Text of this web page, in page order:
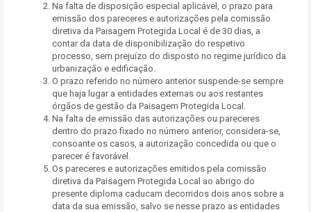
Na falta de disposição especial aplicável, o prazo para
emissão dos pareceres e autorizações pela comissão
diretiva da Paisagem Protegida Local é de 30 dias, a
contar da data de disponibilização do respetivo
processo, sem prejuízo do disposto no regime jurídico da
urbanização e edificação.
O prazo referido no número anterior suspende-se sempre
que haja lugar a entidades externas ou aos restantes
órgãos de gestão da Paisagem Protegida Local.
Na falta de emissão das autorizações ou pareceres
dentro do prazo fixado no número anterior, considera-se,
consoante os casos, a autorização concedida ou que o
parecer é favorável.
Os pareceres e autorizações emitidos pela comissão
diretiva da Paisagem Protegida Local ao abrigo do
presente diploma caducam decorridos dois anos sobre a
data da sua emissão, salvo se nesse prazo as entidades